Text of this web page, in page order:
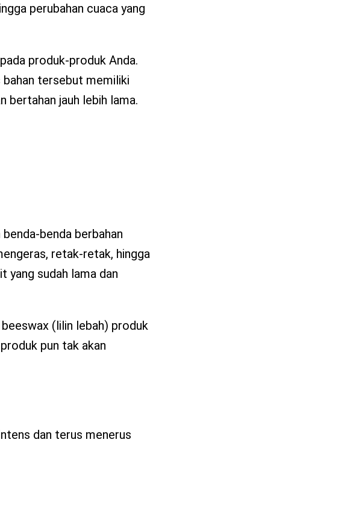
perubahan cuaca yang
produk-produk Anda.
tersebut memiliki
bertahan jauh lebih lama.
benda berbahan
retak-retak, hingga
yang sudah lama dan
(lilin lebah) produk
pun tak akan
dan terus menerus